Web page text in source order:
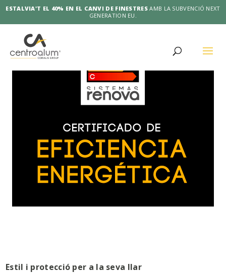
ESTALVIA'T EL 40% EN EL CANVI DE FINESTRES AMB LA SUBVENCIÓ NEXT
GENERATION EU.
Estil i protecció per a la seva llar